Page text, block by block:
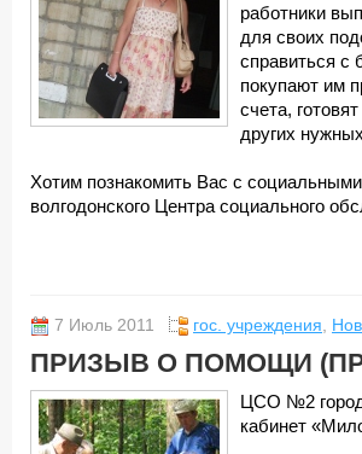
работники
для своих
справиться
покупают им
счета,
других
Хотим познакомить Вас с
волгодонского Центра социального
7 Июль 2011 гос. учреждения,
ПРИЗЫВ О ПОМОЩИ
ЦСО №2
кабинет